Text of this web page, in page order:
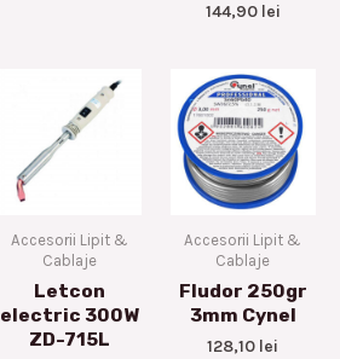
144,90 lei
Accesorii Lipit &
Cablaje
Letcon
electric 300W
ZD-715L
Accesorii Lipit &
Cablaje
Fludor 250gr
3mm Cynel
128,10 lei